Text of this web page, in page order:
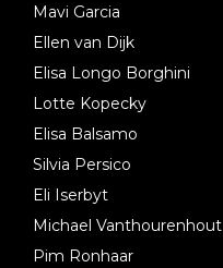
Mavi Garcia
Ellen van Dijk
Elisa Longo Borghini
Lotte Kopecky
Elisa Balsamo
Silvia Persico
Eli Iserbyt
Michael Vanthourenhout
Pim Ronhaar